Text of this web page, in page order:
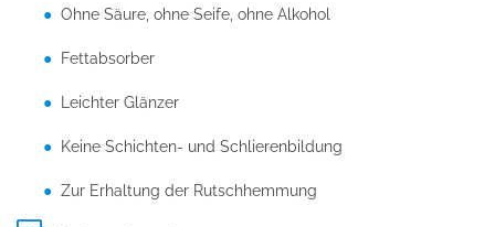
Ohne Säure, ohne Seife, ohne Alkohol
Fettabsorber
Leichter Glänzer
Keine Schichten- und Schlierenbildung
Zur Erhaltung der Rutschhemmung